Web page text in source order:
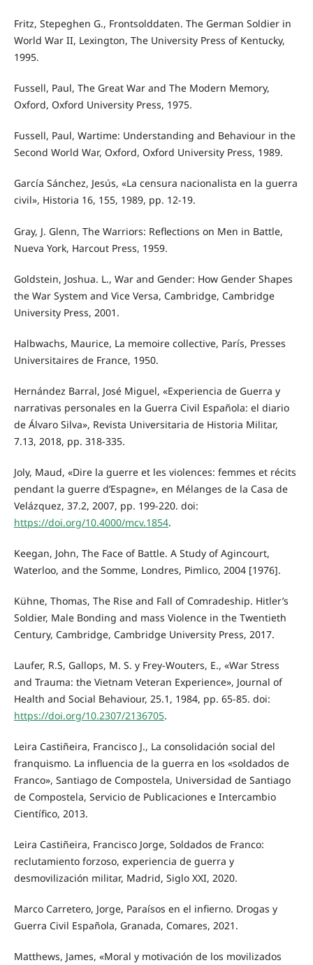
Fritz, Stepeghen G., Frontsolddaten. The German Soldier in
World War II, Lexington, The University Press of Kentucky,
1995.
Fussell, Paul, The Great War and The Modern Memory,
Oxford, Oxford University Press, 1975.
Fussell, Paul, Wartime: Understanding and Behaviour in the
Second World War, Oxford, Oxford University Press, 1989.
García Sánchez, Jesús, «La censura nacionalista en la guerra
civil», Historia 16, 155, 1989, pp. 12-19.
Gray, J. Glenn, The Warriors: Reflections on Men in Battle,
Nueva York, Harcout Press, 1959.
Goldstein, Joshua. L., War and Gender: How Gender Shapes
the War System and Vice Versa, Cambridge, Cambridge
University Press, 2001.
Halbwachs, Maurice, La memoire collective, París, Presses
Universitaires de France, 1950.
Hernández Barral, José Miguel, «Experiencia de Guerra y
narrativas personales en la Guerra Civil Española: el diario
de Álvaro Silva», Revista Universitaria de Historia Militar,
7.13, 2018, pp. 318-335.
Joly, Maud, «Dire la guerre et les violences: femmes et récits
pendant la guerre d’Espagne», en Mélanges de la Casa de
Velázquez, 37.2, 2007, pp. 199-220. doi:
https://doi.org/10.4000/mcv.1854.
Keegan, John, The Face of Battle. A Study of Agincourt,
Waterloo, and the Somme, Londres, Pimlico, 2004 [1976].
Kühne, Thomas, The Rise and Fall of Comradeship. Hitler’s
Soldier, Male Bonding and mass Violence in the Twentieth
Century, Cambridge, Cambridge University Press, 2017.
Laufer, R.S, Gallops, M. S. y Frey-Wouters, E., «War Stress
and Trauma: the Vietnam Veteran Experience», Journal of
Health and Social Behaviour, 25.1, 1984, pp. 65-85. doi:
https://doi.org/10.2307/2136705.
Leira Castiñeira, Francisco J., La consolidación social del
franquismo. La influencia de la guerra en los «soldados de
Franco», Santiago de Compostela, Universidad de Santiago
de Compostela, Servicio de Publicaciones e Intercambio
Científico, 2013.
Leira Castiñeira, Francisco Jorge, Soldados de Franco:
reclutamiento forzoso, experiencia de guerra y
desmovilización militar, Madrid, Siglo XXI, 2020.
Marco Carretero, Jorge, Paraísos en el infierno. Drogas y
Guerra Civil Española, Granada, Comares, 2021.
Matthews, James, «Moral y motivación de los movilizados